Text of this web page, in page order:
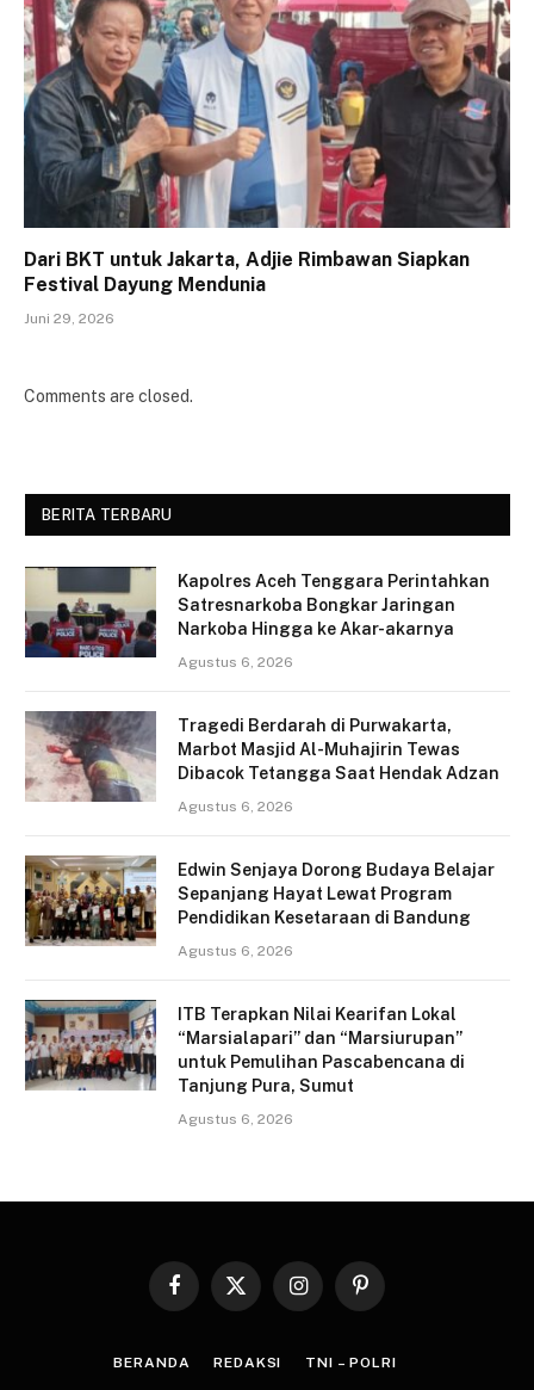
Dari BKT untuk Jakarta, Adjie Rimbawan Siapkan
Festival Dayung Mendunia
Juni 29, 2026
Comments are closed.
BERITA TERBARU
Kapolres Aceh Tenggara Perintahkan
Satresnarkoba Bongkar Jaringan
Narkoba Hingga ke Akar-akarnya
Agustus 6, 2026
Tragedi Berdarah di Purwakarta,
Marbot Masjid Al-Muhajirin Tewas
Dibacok Tetangga Saat Hendak Adzan
Agustus 6, 2026
Edwin Senjaya Dorong Budaya Belajar
Sepanjang Hayat Lewat Program
Pendidikan Kesetaraan di Bandung
Agustus 6, 2026
ITB Terapkan Nilai Kearifan Lokal
“Marsialapari” dan “Marsiurupan”
untuk Pemulihan Pascabencana di
Tanjung Pura, Sumut
Agustus 6, 2026
Facebook
X
InstagramPinterest
BERANDA REDAKSI TNI – POLRI